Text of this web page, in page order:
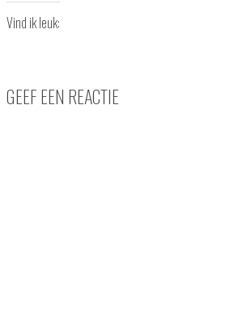
Vind ik leuk:
GEEF EEN REACTIE